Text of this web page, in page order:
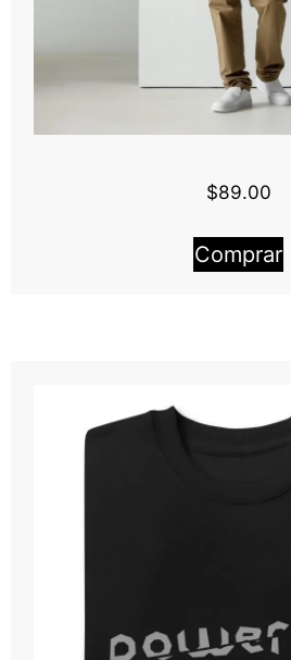
$89.00
Comprar